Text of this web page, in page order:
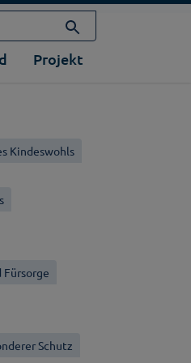
Projekt
Kindeswohls
Fürsorge
Schutz